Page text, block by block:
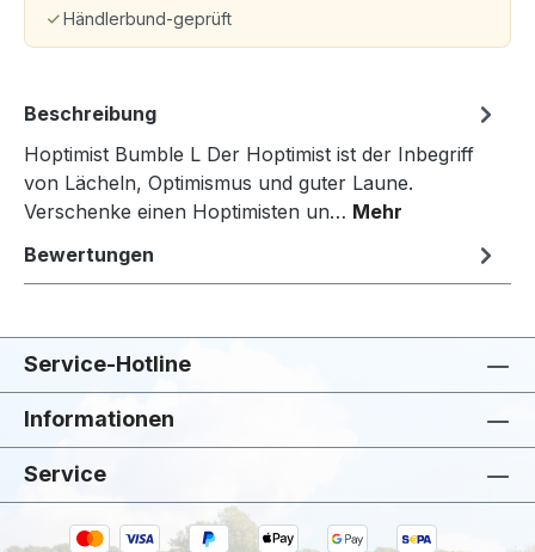
Händlerbund-geprüft
Beschreibung
Hoptimist Bumble L Der Hoptimist ist der Inbegriff
von Lächeln, Optimismus und guter Laune.
Verschenke einen Hoptimisten un… Mehr
Bewertungen
Service-Hotline
Informationen
Service